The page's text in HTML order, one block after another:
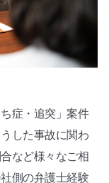
症・追突」案件
した事故に関わ
など様々なご相
側の弁護士経験